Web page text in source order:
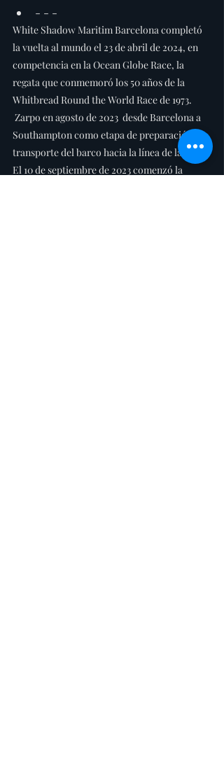
- - -
White Shadow Maritim Barcelona completó
la vuelta al mundo el 23 de abril de 2024, en
competencia en la Ocean Globe Race, la
regata que conmemoró los 50 años de la
Whitbread Round the World Race de 1973.
Zarpo en agosto de 2023  desde Barcelona a
Southampton como etapa de preparación y
transporte del barco hacia la línea de largada.
El 10 de septiembre de 2023 comenzó la